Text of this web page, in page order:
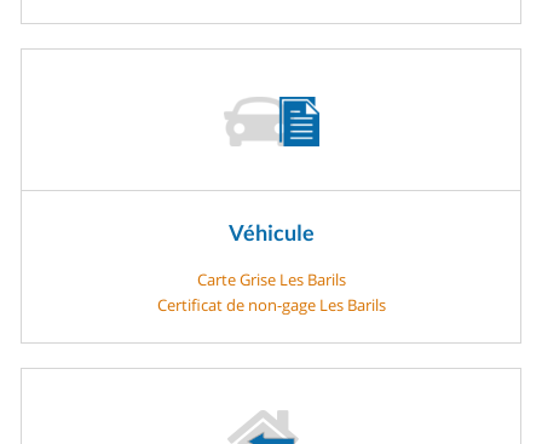
Véhicule
Carte Grise Les Barils
Certificat de non-gage Les Barils